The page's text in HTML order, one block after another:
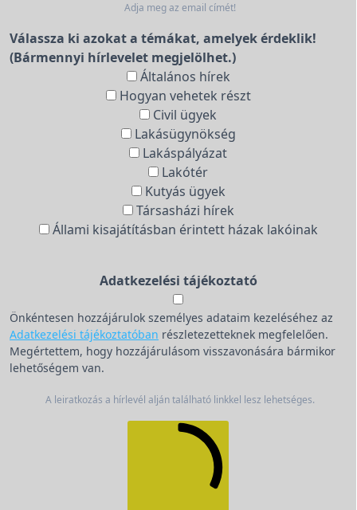
Adja meg az email címét!
Válassza ki azokat a témákat, amelyek érdeklik!
(Bármennyi hírlevelet megjelölhet.)
Általános hírek
Hogyan vehetek részt
Civil ügyek
Lakásügynökség
Lakáspályázat
Lakótér
Kutyás ügyek
Társasházi hírek
Állami kisajátításban érintett házak lakóinak
Adatkezelési tájékoztató
Önkéntesen hozzájárulok személyes adataim kezeléséhez az
Adatkezelési tájékoztatóban részletezetteknek megfelelően.
Megértettem, hogy hozzájárulásom visszavonására bármikor
lehetőségem van.
A leiratkozás a hírlevél alján található linkkel lesz lehetséges.